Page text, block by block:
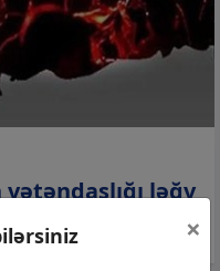
ləğv
×